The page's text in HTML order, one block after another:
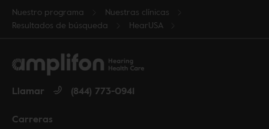
Nuestro programa
Nuestras clínicas
Resultados de búsqueda
HearUSA
Carreras
Llamar (844) 773-0941